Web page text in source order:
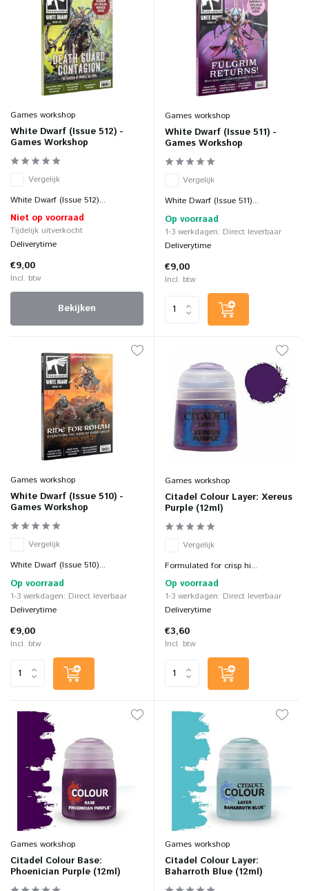
Games workshop
White Dwarf (Issue 512) -
Games Workshop
Vergelijk
White Dwarf (Issue 512)...
Niet op voorraad
Tijdelijk uitverkocht
Deliverytime
€9,00
Incl. btw
Bekijken
Games workshop
White Dwarf (Issue 511) -
Games Workshop
Vergelijk
White Dwarf (Issue 511)...
Op voorraad
1-3 werkdagen: Direct leverbaar
Deliverytime
€9,00
Incl. btw
Games workshop
White Dwarf (Issue 510) -
Games Workshop
Vergelijk
White Dwarf (Issue 510)...
Op voorraad
1-3 werkdagen: Direct leverbaar
Deliverytime
€9,00
Incl. btw
Games workshop
Citadel Colour Layer: Xereus
Purple (12ml)
Vergelijk
Formulated for crisp hi...
Op voorraad
1-3 werkdagen: Direct leverbaar
Deliverytime
€3,60
Incl. btw
Games workshop
Citadel Colour Base:
Phoenician Purple (12ml)
Games workshop
Citadel Colour Layer:
Baharroth Blue (12ml)